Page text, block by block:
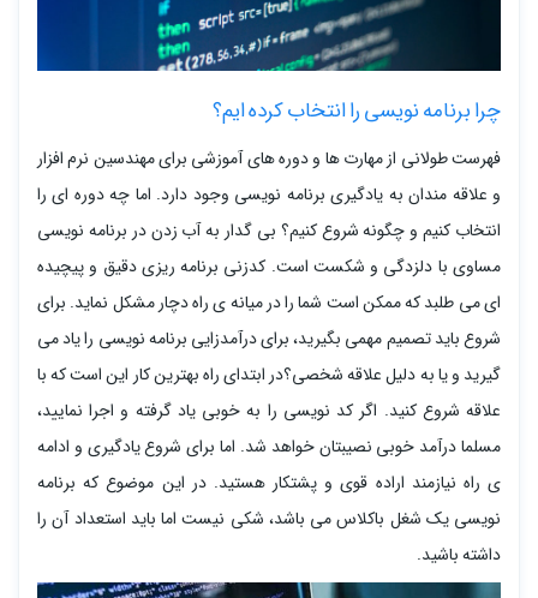
چرا برنامه نویسی را انتخاب کرده ایم؟
فهرست طولانی از مهارت ها و دوره های آموزشی برای مهندسین نرم افزار
و علاقه مندان به یادگیری برنامه نویسی وجود دارد. اما چه دوره ای را
انتخاب کنیم و چگونه شروع کنیم؟ بی گدار به آب زدن در برنامه نویسی
مساوی با دلزدگی و شکست است. کدزنی برنامه ریزی دقیق و پیچیده
ای می طلبد که ممکن است شما را در میانه ی راه دچار مشکل نماید. برای
شروع باید تصمیم مهمی بگیرید، برای درآمدزایی برنامه نویسی را یاد می
گیرید و یا به دلیل علاقه شخصی؟در ابتدای راه بهترین کار این است که با
علاقه شروع کنید. اگر کد نویسی را به خوبی یاد گرفته و اجرا نمایید،
مسلما درآمد خوبی نصیبتان خواهد شد. اما برای شروع یادگیری و ادامه
ی راه نیازمند اراده قوی و پشتکار هستید. در این موضوع که برنامه
نویسی یک شغل باکلاس می باشد، شکی نیست اما باید استعداد آن را
داشته باشید.